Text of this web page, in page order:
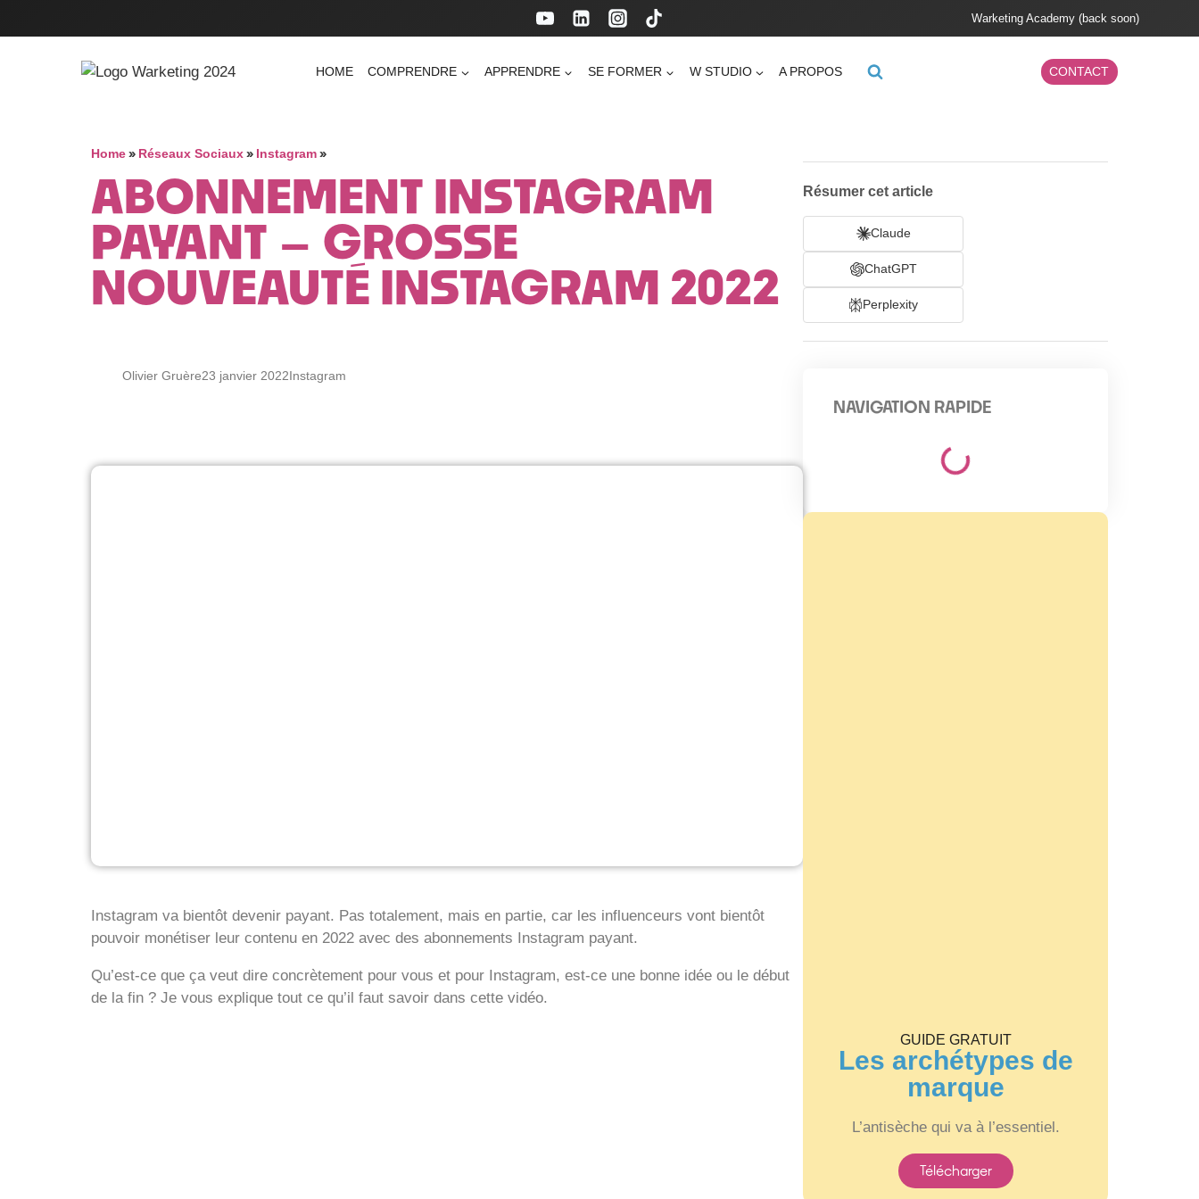
Warketing Academy (back soon)
HOME COMPRENDRE APPRENDRE SE FORMER W STUDIO A PROPOS CONTACT
Home» Réseaux Sociaux» Instagram»
ABONNEMENT INSTAGRAM
PAYANT – GROSSE
NOUVEAUTÉ INSTAGRAM 2022
Olivier Gruère23 janvier 2022Instagram
Instagram va bientôt devenir payant. Pas totalement, mais en partie, car les influenceurs vont bientôt
pouvoir monétiser leur contenu en 2022 avec des abonnements Instagram payant.
Qu’est-ce que ça veut dire concrètement pour vous et pour Instagram, est-ce une bonne idée ou le début
de la fin ? Je vous explique tout ce qu’il faut savoir dans cette vidéo.
Résumer cet article
Claude
ChatGPT
Perplexity
NAVIGATION RAPIDE
GUIDE GRATUIT
Les archétypes de
marque
L’antisèche qui va à l’essentiel.
Télécharger